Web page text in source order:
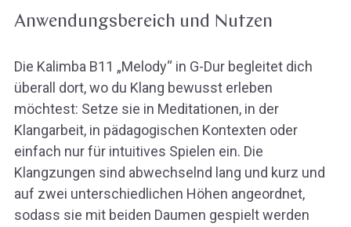
Anwendungsbereich und Nutzen
Die Kalimba B11 „Melody“ in G-Dur begleitet dich
überall dort, wo du Klang bewusst erleben
möchtest: Setze sie in Meditationen, in der
Klangarbeit, in pädagogischen Kontexten oder
einfach nur für intuitives Spielen ein. Die
Klangzungen sind abwechselnd lang und kurz und
auf zwei unterschiedlichen Höhen angeordnet,
sodass sie mit beiden Daumen gespielt werden